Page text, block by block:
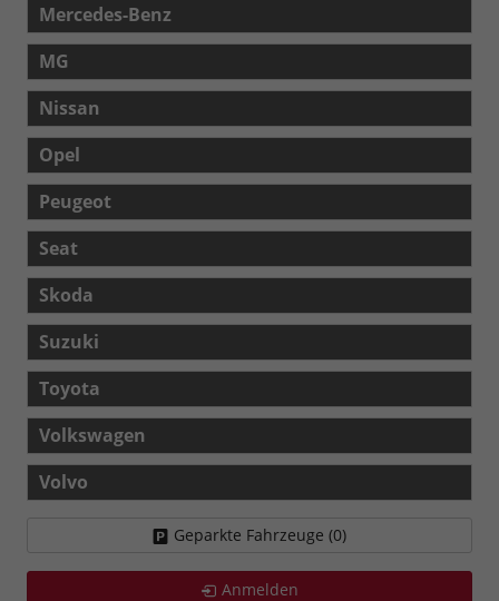
Mercedes-Benz
MG
Nissan
Opel
Peugeot
Seat
Skoda
Suzuki
Toyota
Volkswagen
Volvo
Geparkte Fahrzeuge (0)
Anmelden